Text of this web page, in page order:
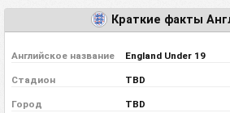
Краткие факты
Английское название England Under 19
Стадион TBD
Город TBD